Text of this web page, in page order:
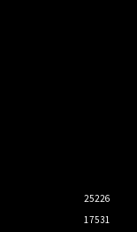
25226
17531